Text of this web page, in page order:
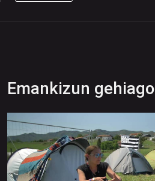
Emankizun gehiago